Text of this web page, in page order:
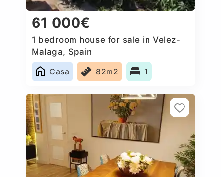
61 000€
1 bedroom house for sale in Velez-
Malaga, Spain
Casa
82m2 1